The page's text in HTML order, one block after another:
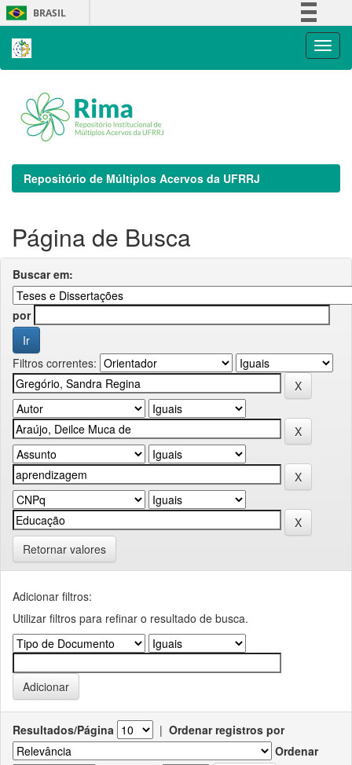
Skip
navigation
BRASIL
Repositório de Múltiplos Acervos da UFRRJ
Página de Busca
Buscar em:
por
Filtros correntes:
Retornar valores
Adicionar filtros:
Utilizar filtros para refinar o resultado de busca.
Resultados/Página | Ordenar registros por
Ordenar